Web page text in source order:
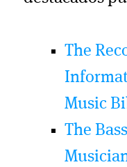
The
Music
The